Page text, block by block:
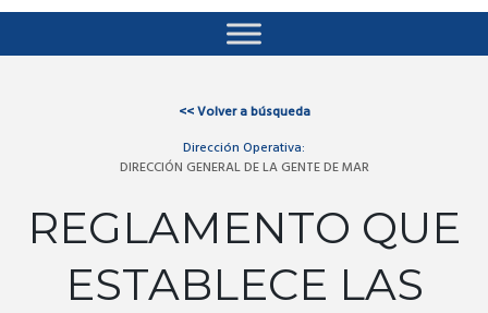
<<Volver a búsqueda
Dirección Operativa:
DIRECCIÓN GENERAL DE LA GENTE DE MAR
REGLAMENTO QUE
ESTABLECE LAS